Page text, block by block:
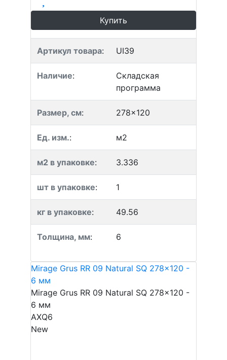
Купить
Артикул товара: UI39
Наличие:
Складская
программа
Размер, см: 278x120
Ед. изм.: м2
м2 в упаковке: 3.336
шт в упаковке: 1
кг в упаковке: 49.56
Толщина, мм: 6
Mirage Grus RR 09 Natural SQ 278x120 -
6 мм
Mirage Grus RR 09 Natural SQ 278x120 -
6 мм
AXQ6
New